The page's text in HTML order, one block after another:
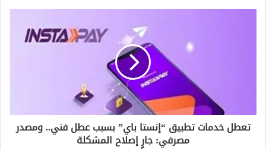
تعطل خدمات تطبيق “إنستا باي” بسبب عطل فني.. ومصدر
مصرفي: جارٍ إصلاح المشكلة